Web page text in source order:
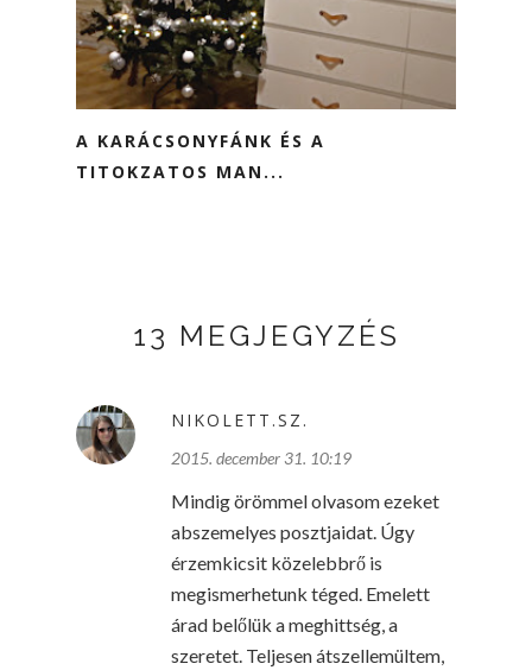
A KARÁCSONYFÁNK ÉS A
TITOKZATOS MAN...
13 MEGJEGYZÉS
NIKOLETT.SZ.
2015. december 31. 10:19
Mindig örömmel olvasom ezeket
abszemelyes posztjaidat. Úgy
érzemkicsit közelebbrő is
megismerhetunk téged. Emelett
árad belőlük a meghittség, a
szeretet. Teljesen átszellemültem,